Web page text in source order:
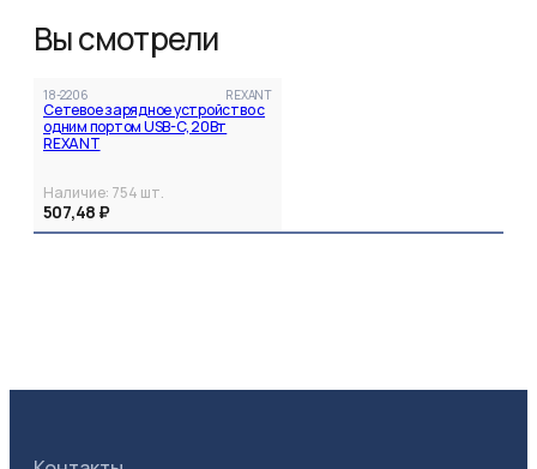
Вы смотрели
18-2206 REXANT
Сетевое зарядное устройство с
одним портом USB-C, 20Вт
REXANT
Наличие: 754 шт.
507,48 ₽